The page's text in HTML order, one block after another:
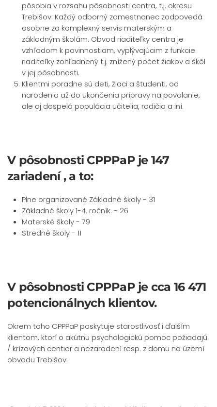
pôsobia v rozsahu pôsobnosti centra, t.j. okresu
Trebišov. Každý odborný zamestnanec zodpovedá
osobne za komplexný servis materským a
základným školám. Obvod riaditeľky centra je
vzhľadom k povinnostiam, vyplývajúcim z funkcie
riaditeľky zohľadnený t.j. znížený počet žiakov a škôl
v jej pôsobnosti.
Klientmi poradne sú deti, žiaci a študenti, od
narodenia až do ukončenia prípravy na povolanie,
ale aj dospelá populácia učitelia, rodičia a iní.
V pôsobnosti CPPPaP je 147
zariadení , a to:
Plne organizované Základné školy - 31
Základné školy 1-4. ročník. - 26
Materské školy - 79
Stredné školy - 11
V pôsobnosti CPPPaP je cca 16 471
potencionálnych klientov.
Okrem toho CPPPaP poskytuje starostlivosť i ďalším
klientom, ktorí o akútnu psychologickú pomoc požiadajú
/ krízových centier a nezaradení resp. z domu na území
obvodu Trebišov.